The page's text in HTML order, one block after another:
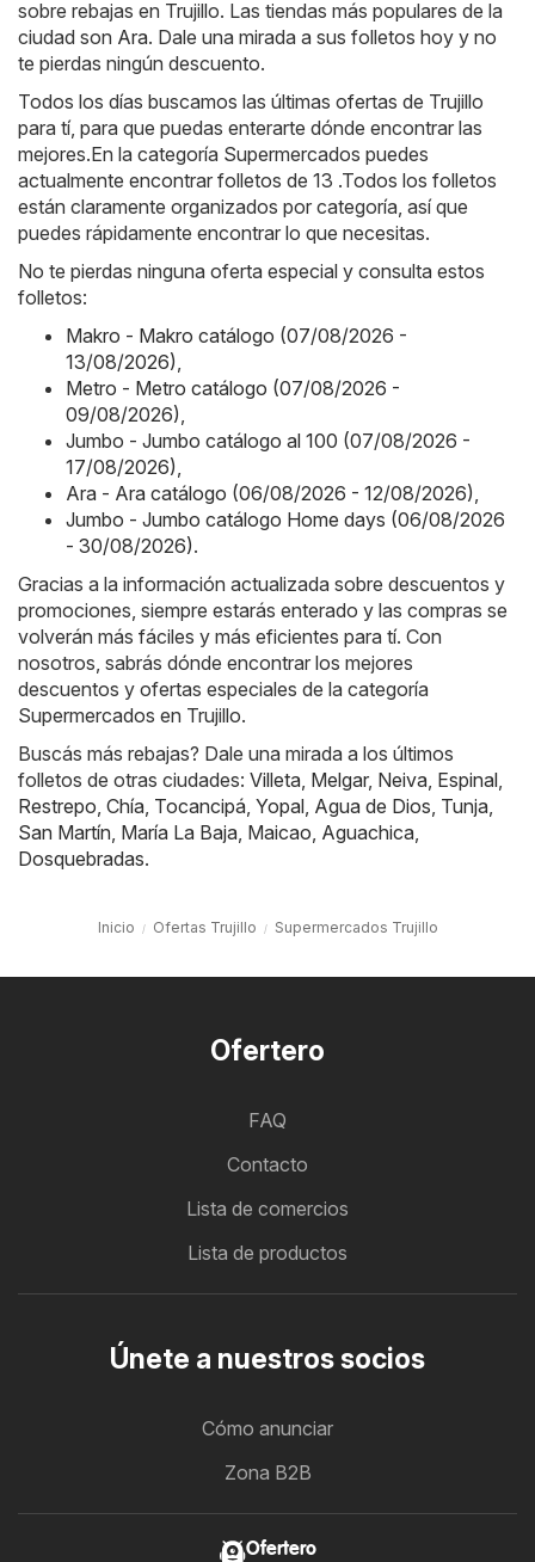
sobre rebajas en Trujillo. Las tiendas más populares de la
ciudad son Ara. Dale una mirada a sus folletos hoy y no
te pierdas ningún descuento.
Todos los días buscamos las últimas ofertas de Trujillo
para tí, para que puedas enterarte dónde encontrar las
mejores.En la categoría Supermercados puedes
actualmente encontrar folletos de 13 .Todos los folletos
están claramente organizados por categoría, así que
puedes rápidamente encontrar lo que necesitas.
No te pierdas ninguna oferta especial y consulta estos
folletos:
Makro - Makro catálogo (07/08/2026 -
13/08/2026),
Metro - Metro catálogo (07/08/2026 -
09/08/2026),
Jumbo - Jumbo catálogo al 100 (07/08/2026 -
17/08/2026),
Ara - Ara catálogo (06/08/2026 - 12/08/2026),
Jumbo - Jumbo catálogo Home days (06/08/2026
- 30/08/2026).
Gracias a la información actualizada sobre descuentos y
promociones, siempre estarás enterado y las compras se
volverán más fáciles y más eficientes para tí. Con
nosotros, sabrás dónde encontrar los mejores
descuentos y ofertas especiales de la categoría
Supermercados en Trujillo.
Buscás más rebajas? Dale una mirada a los últimos
folletos de otras ciudades: Villeta, Melgar, Neiva, Espinal,
Restrepo, Chía, Tocancipá, Yopal, Agua de Dios, Tunja,
San Martín, María La Baja, Maicao, Aguachica,
Dosquebradas.
Inicio Ofertas Trujillo Supermercados Trujillo
Ofertero
FAQ
Contacto
Lista de comercios
Lista de productos
Únete a nuestros socios
Cómo anunciar
Zona B2B
Ofertero